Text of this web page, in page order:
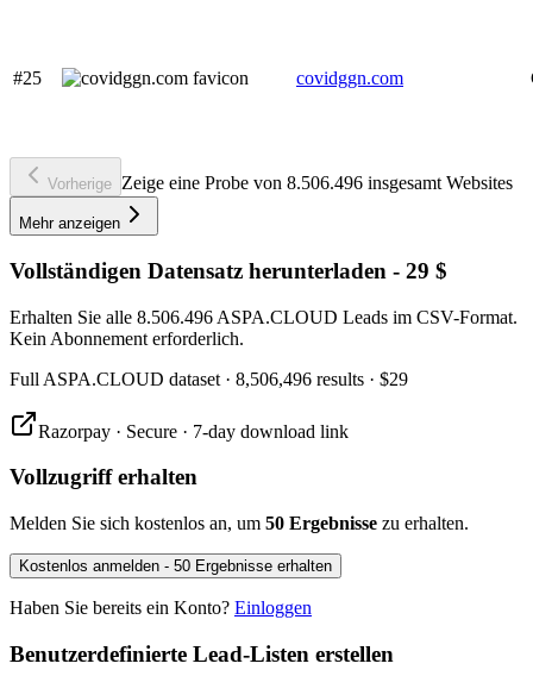
#25 covidggn.com
Vorherige Zeige eine Probe von 8.506.496 insgesamt Websites
Mehr anzeigen
Vollständigen Datensatz herunterladen - 29 $
Erhalten Sie alle 8.506.496 ASPA.CLOUD Leads im CSV-Format.
Kein Abonnement erforderlich.
Full ASPA.CLOUD dataset · 8,506,496 results · $29
Razorpay · Secure · 7-day download link
Vollzugriff erhalten
Melden Sie sich kostenlos an, um 50 Ergebnisse zu erhalten.
Kostenlos anmelden - 50 Ergebnisse erhalten
Haben Sie bereits ein Konto? Einloggen
Benutzerdefinierte Lead-Listen erstellen